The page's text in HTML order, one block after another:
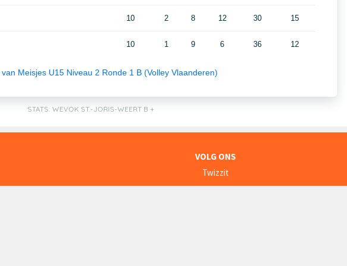
VOLG ONS
Twizzit